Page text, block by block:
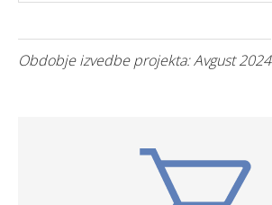
Obdobje izvedbe projekta: Avgust 2024